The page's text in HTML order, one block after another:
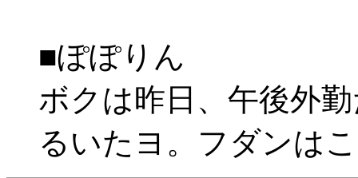
■ぽぽりん
ボクは昨日、午後外
るいたヨ。フダンは